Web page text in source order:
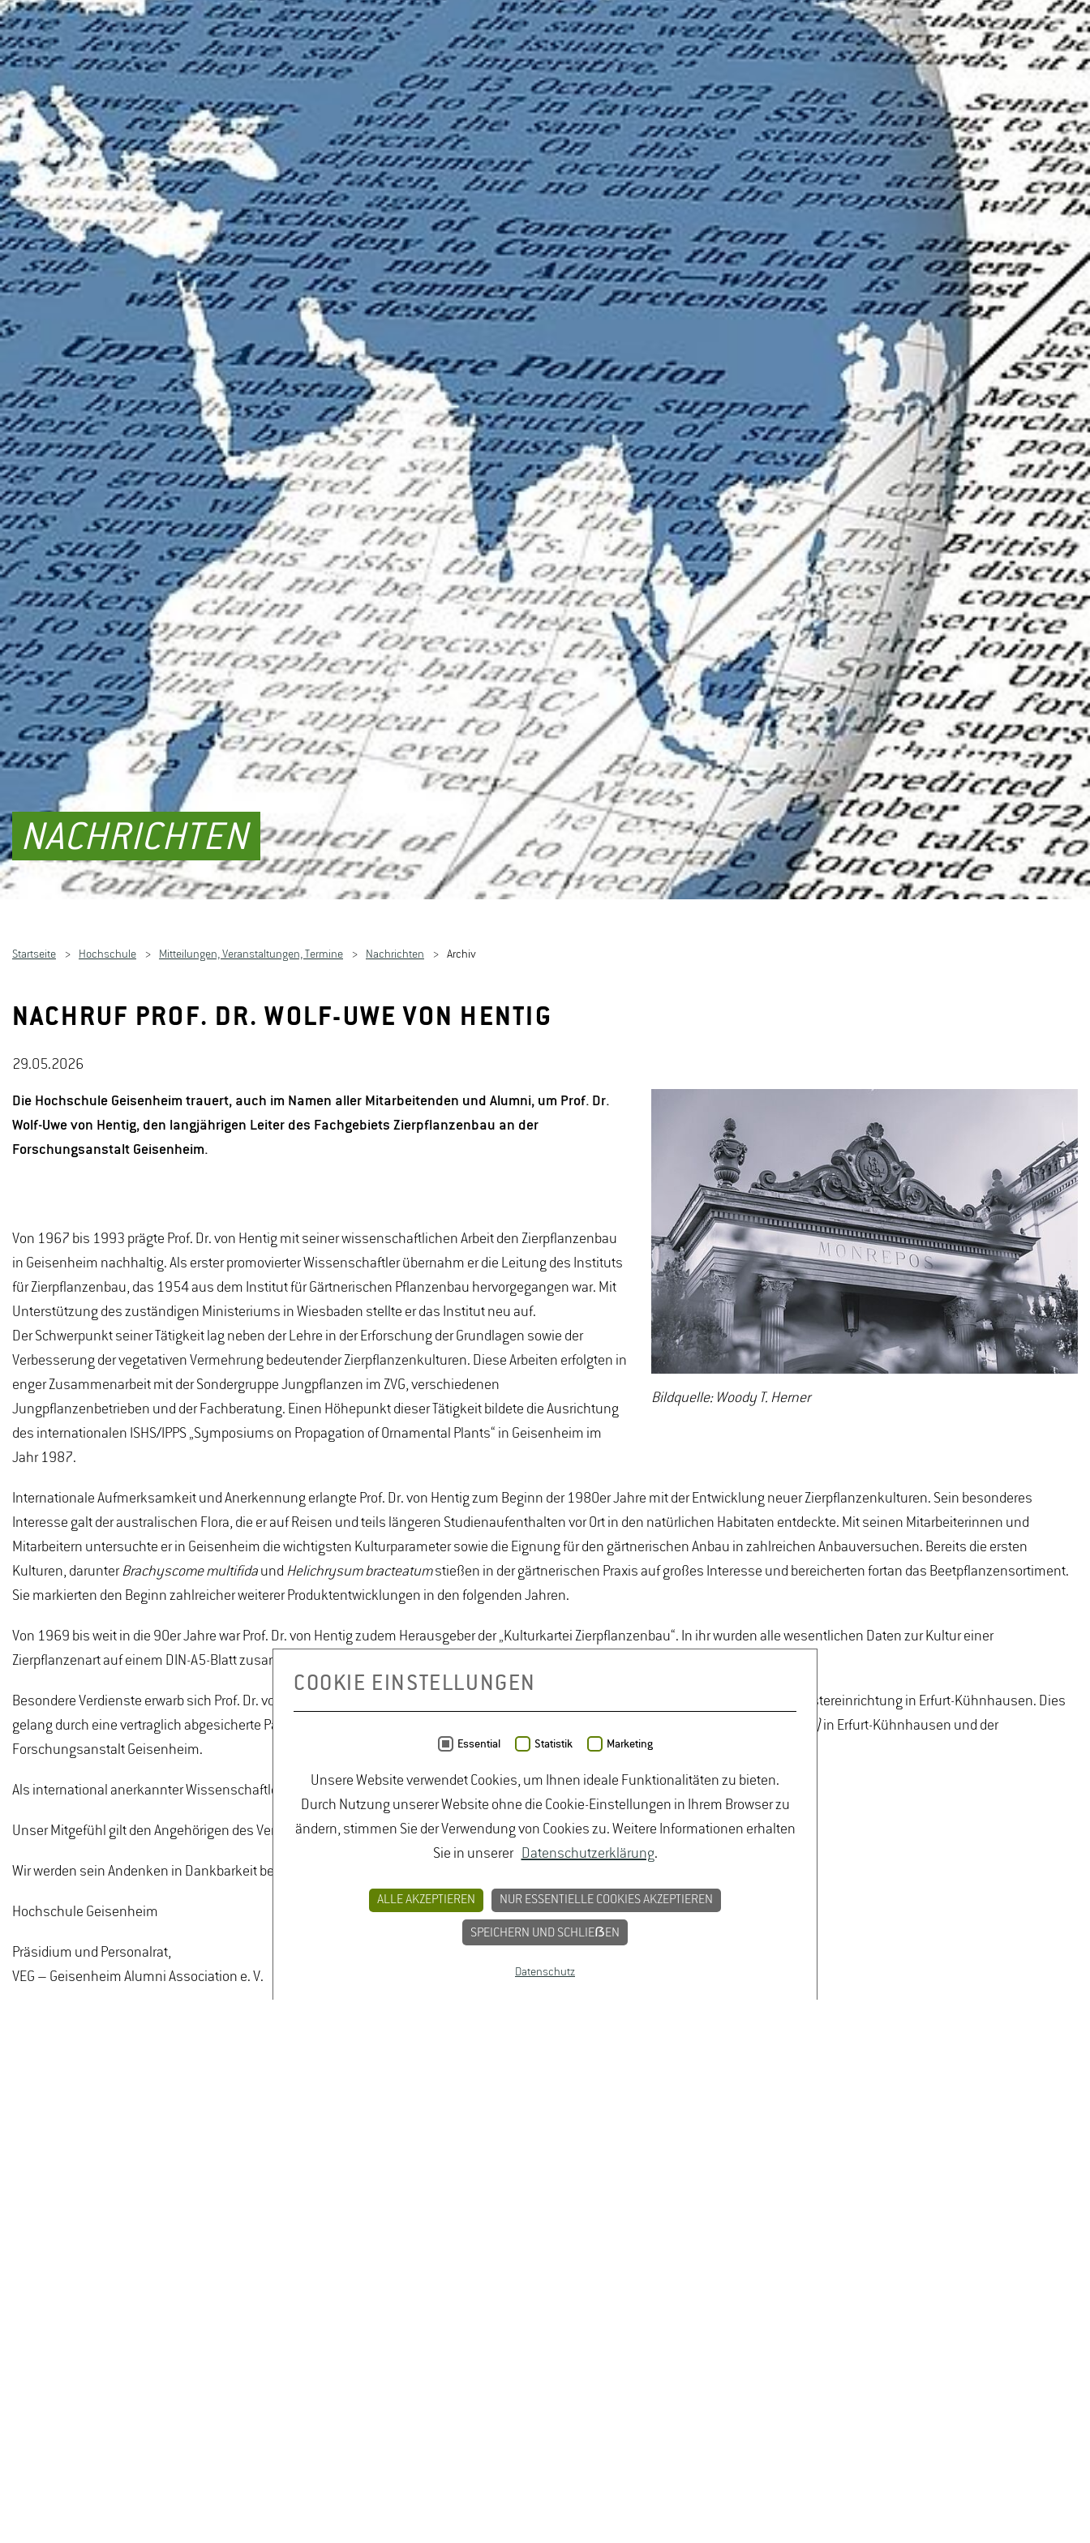
NACHRICHTEN
Startseite Hochschule Mitteilungen, Veranstaltungen, Termine Nachrichten Archiv
NACHRUF PROF. DR. WOLF-UWE VON HENTIG
29.05.2026
Bildquelle: Woody T. Herner
Die Hochschule Geisenheim trauert, auch im Namen aller Mitarbeitenden und Alumni, um Prof. Dr.
Wolf-Uwe von Hentig, den langjährigen Leiter des Fachgebiets Zierpflanzenbau an der
Forschungsanstalt Geisenheim.
Von 1967 bis 1993 prägte Prof. Dr. von Hentig mit seiner wissenschaftlichen Arbeit den Zierpflanzenbau
in Geisenheim nachhaltig. Als erster promovierter Wissenschaftler übernahm er die Leitung des Instituts
für Zierpflanzenbau, das 1954 aus dem Institut für Gärtnerischen Pflanzenbau hervorgegangen war. Mit
Unterstützung des zuständigen Ministeriums in Wiesbaden stellte er das Institut neu auf.
Der Schwerpunkt seiner Tätigkeit lag neben der Lehre in der Erforschung der Grundlagen sowie der
Verbesserung der vegetativen Vermehrung bedeutender Zierpflanzenkulturen. Diese Arbeiten erfolgten in
enger Zusammenarbeit mit der Sondergruppe Jungpflanzen im ZVG, verschiedenen
Jungpflanzenbetrieben und der Fachberatung. Einen Höhepunkt dieser Tätigkeit bildete die Ausrichtung
des internationalen ISHS/IPPS „Symposiums on Propagation of Ornamental Plants“ in Geisenheim im
Jahr 1987.
Internationale Aufmerksamkeit und Anerkennung erlangte Prof. Dr. von Hentig zum Beginn der 1980er Jahre mit der Entwicklung neuer Zierpflanzenkulturen. Sein besonderes
Interesse galt der australischen Flora, die er auf Reisen und teils längeren Studienaufenthalten vor Ort in den natürlichen Habitaten entdeckte. Mit seinen Mitarbeiterinnen und
Mitarbeitern untersuchte er in Geisenheim die wichtigsten Kulturparameter sowie die Eignung für den gärtnerischen Anbau in zahlreichen Anbauversuchen. Bereits die ersten
Kulturen, darunterBrachyscome multifida und Helichrysum bracteatumstießen in der gärtnerischen Praxis auf großes Interesse und bereicherten fortan das Beetpflanzensortiment.
Sie markierten den Beginn zahlreicher weiterer Produktentwicklungen in den folgenden Jahren.
Von 1969 bis weit in die 90er Jahre war Prof. Dr. von Hentig zudem Herausgeber der „Kulturkartei Zierpflanzenbau“. In ihr wurden alle wesentlichen Daten zur Kultur einer
Zierpflanzenart auf einem DIN-A5-Blatt zusammengefasst sowie regelmäßig überarbeitet und ergänzt.
Besondere Verdienste erwarb sich Prof. Dr. von Hentig nach der deutschen Wiedervereinigung, durch den Einsatz für den Erhalt der Schwestereinrichtung in Erfurt-Kühnhausen. Dies
gelang durch eine vertraglich abgesicherte Partnerschaft zwischen dem 1992 gegründeten Institut für Gemüse- und Zierpflanzenbau (
IGZ)in Erfurt-Kühnhausen und der
Forschungsanstalt Geisenheim.
Als international anerkannter Wissenschaftler hat Prof. Dr. von Hentig die gärtnerische Praxis weit über Deutschland hinaus beeinflusst.
Unser Mitgefühl gilt den Angehörigen des Verstorbenen.
Wir werden sein Andenken in Dankbarkeit bewahren.
Hochschule Geisenheim
Präsidium und Personalrat,
VEG – Geisenheim Alumni Association e. V.
COOKIE EINSTELLUNGEN
Essential Statistik Marketing
Unsere Website verwendet Cookies, um Ihnen ideale Funktionalitäten zu bieten.
Durch Nutzung unserer Website ohne die Cookie-Einstellungen in Ihrem Browser zu
ändern, stimmen Sie der Verwendung von Cookies zu. Weitere Informationen erhalten
Sie in unserer Datenschutzerklärung.
ALLE AKZEPTIEREN NUR ESSENTIELLE COOKIES AKZEPTIEREN
SPEICHERN UND SCHLIEẞEN
Datenschutz